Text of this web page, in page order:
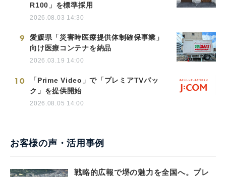
R100」を標準採用
2026.08.03 14:30
9
愛媛県「災害時医療提供体制確保事業」
向け医療コンテナを納品
2026.03.19 14:00
10
「Prime Video」で「プレミアTVパッ
ク」を提供開始
2026.08.05 14:00
お客様の声・活用事例
戦略的広報で堺の魅力を全国へ。プレ